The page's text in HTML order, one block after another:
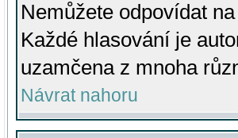
Nemůžete odpovídat
Každé hlasování je
uzamčena z mnoha
Návrat nahoru